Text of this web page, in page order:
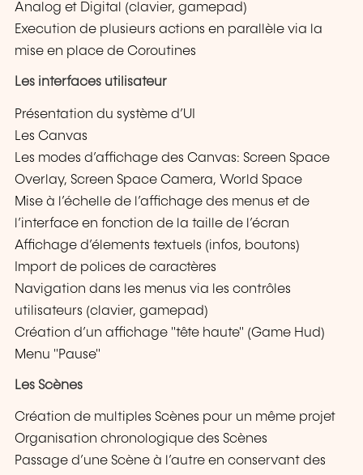
Analog et Digital (clavier, gamepad)
Execution de plusieurs actions en parallèle via la
mise en place de Coroutines
Les interfaces utilisateur
Présentation du système d’UI
Les Canvas
Les modes d’affichage des Canvas: Screen Space
Overlay, Screen Space Camera, World Space
Mise à l’échelle de l’affichage des menus et de
l’interface en fonction de la taille de l’écran
Affichage d’élements textuels (infos, boutons)
Import de polices de caractères
Navigation dans les menus via les contrôles
utilisateurs (clavier, gamepad)
Création d’un affichage "tête haute" (Game Hud)
Menu "Pause"
Les Scènes
Création de multiples Scènes pour un même projet
Organisation chronologique des Scènes
Passage d’une Scène à l’autre en conservant des